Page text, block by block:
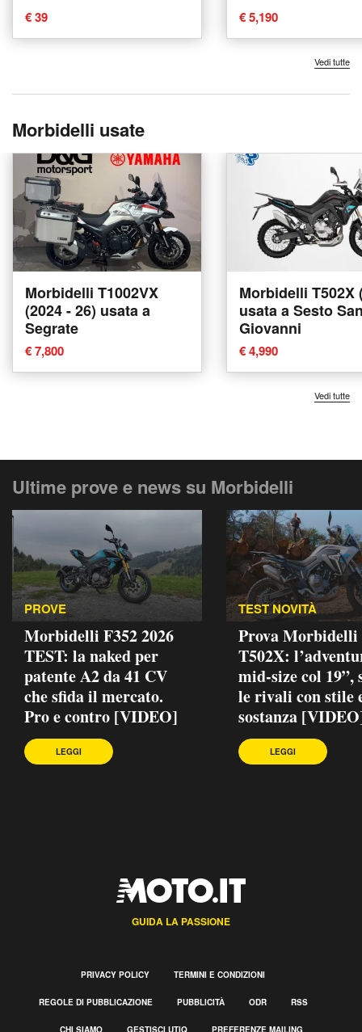
€ 39 € 5,190
Vedi tutte
Morbidelli usate
Morbidelli T1002VX
(2024 - 26) usata a
Segrate
€ 7,800
Morbidelli T502X
usata a Sesto
Giovanni
€ 4,990
Vedi tutte
Ultime prove e news su Morbidelli
PROVE
Morbidelli F352 2026
TEST: la naked per
patente A2 da 41 CV
che sfida il mercato.
Pro e contro [VIDEO]
LEGGI
TEST NOVITÀ
Prova Morbidelli
T502X:
mid-size col 19”,
le rivali con stile
sostanza
LEGGI
GUIDA LA PASSIONE
PRIVACY POLICY TERMINI E CONDIZIONI
REGOLE DI PUBBLICAZIONE PUBBLICITÀ ODR RSS
CHI SIAMO GESTISCI UTIQ PREFERENZE MAILING